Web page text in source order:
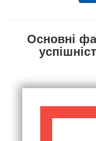
Основні